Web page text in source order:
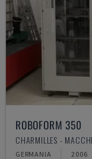
ROBOFORM 350
CHARMILLES -
GERMANIA 2006